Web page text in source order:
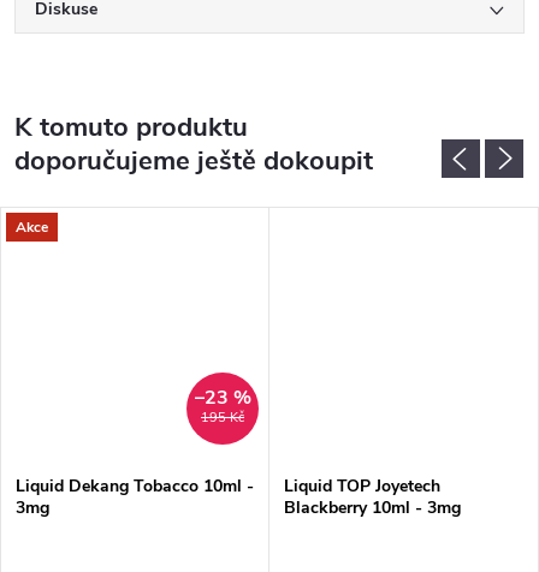
Diskuse
K tomuto produktu
doporučujeme ještě dokoupit
Akce
195 Kč
–23 %
Liquid Dekang Tobacco 10ml -
3mg
Liquid TOP Joyetech
Blackberry 10ml - 3mg